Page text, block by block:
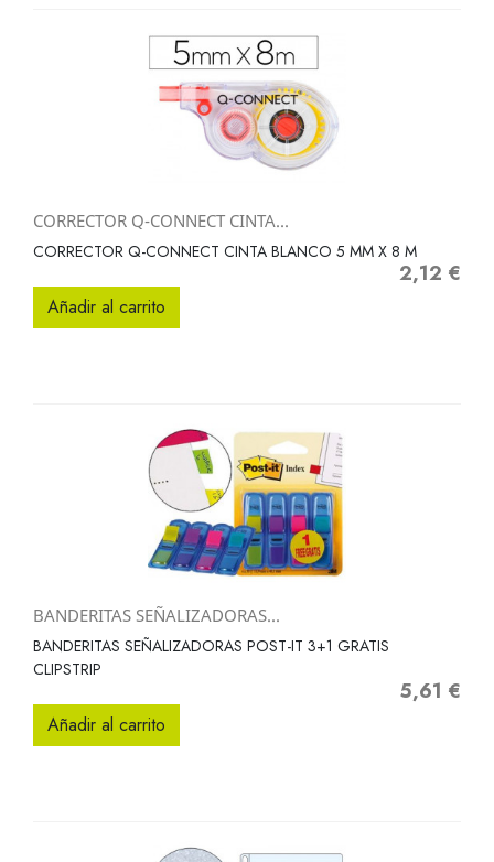
CORRECTOR Q-CONNECT CINTA...
CORRECTOR Q-CONNECT CINTA BLANCO 5 MM X 8 M
Precio
2,12 €
Añadir al carrito
BANDERITAS SEÑALIZADORAS...
BANDERITAS SEÑALIZADORAS POST-IT 3+1 GRATIS
CLIPSTRIP
Precio
5,61 €
Añadir al carrito